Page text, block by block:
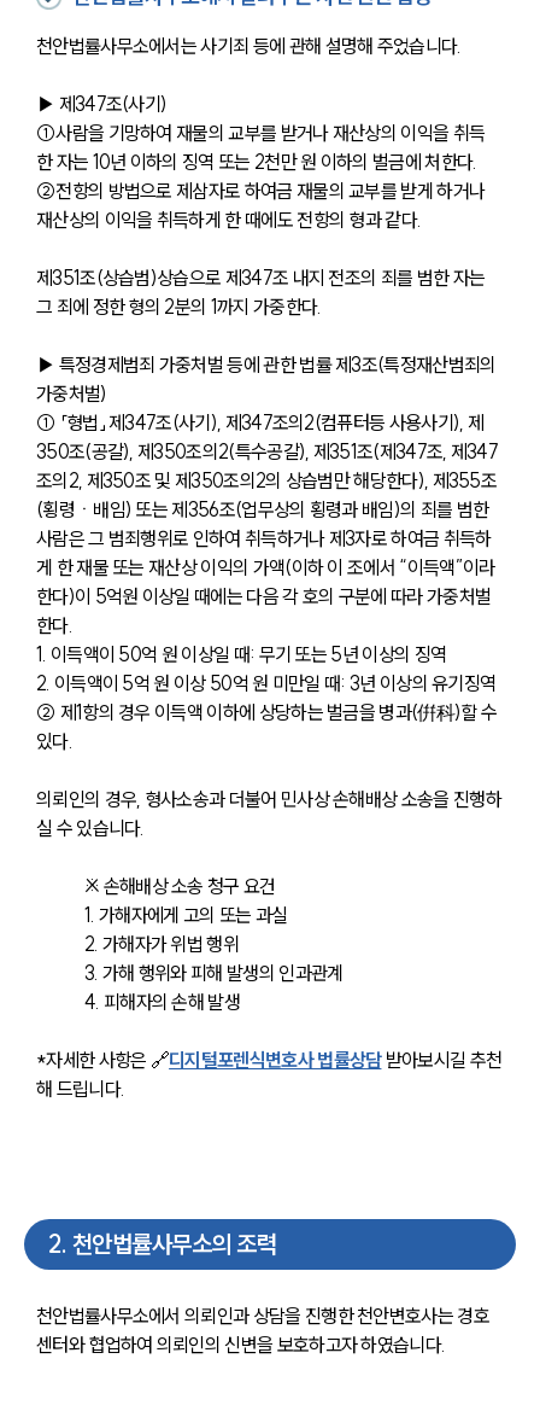
천안법률사무소에서는 사기죄 등에 관해 설명해 주었습니다.
▶ 제347조(사기)
①사람을 기망하여 재물의 교부를 받거나 재산상의 이익을 취득
한 자는 10년 이하의 징역 또는 2천만 원 이하의 벌금에 처한다.
②전항의 방법으로 제삼자로 하여금 재물의 교부를 받게 하거나
재산상의 이익을 취득하게 한 때에도 전항의 형과 같다.
제351조(상습범)상습으로 제347조 내지 전조의 죄를 범한 자는
그 죄에 정한 형의 2분의 1까지 가중한다.
▶ 특정경제범죄 가중처벌 등에 관한 법률 제3조(특정재산범죄의
가중처벌)
① 「형법」 제347조(사기), 제347조의2(컴퓨터등 사용사기), 제
350조(공갈), 제350조의2(특수공갈), 제351조(제347조, 제347
조의2, 제350조 및 제350조의2의 상습범만 해당한다), 제355조
(횡령ㆍ배임) 또는 제356조(업무상의 횡령과 배임)의 죄를 범한
사람은 그 범죄행위로 인하여 취득하거나 제3자로 하여금 취득하
게 한 재물 또는 재산상 이익의 가액(이하 이 조에서 “이득액”이라
한다)이 5억원 이상일 때에는 다음 각 호의 구분에 따라 가중처벌
한다.
1. 이득액이 50억 원 이상일 때: 무기 또는 5년 이상의 징역
2. 이득액이 5억 원 이상 50억 원 미만일 때: 3년 이상의 유기징역
② 제1항의 경우 이득액 이하에 상당하는 벌금을 병과(倂科)할 수
있다.
의뢰인의 경우, 형사소송과 더불어 민사상 손해배상 소송을 진행하
실 수 있습니다.
※ 손해배상 소송 청구 요건
1. 가해자에게 고의 또는 과실
2. 가해자가 위법 행위
3. 가해 행위와 피해 발생의 인과관계
4. 피해자의 손해 발생
*자세한 사항은 🔗디지털포렌식변호사 법률상담 받아보시길 추천
해 드립니다.
2. 천안법률사무소의 조력
천안법률사무소에서 의뢰인과 상담을 진행한 천안변호사는 경호
센터와 협업하여 의뢰인의 신변을 보호하고자 하였습니다.